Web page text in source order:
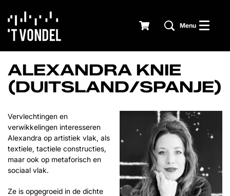
Menu
ALEXANDRA KNIE
(DUITSLAND/SPANJE)
Vervlechtingen en
verwikkelingen interesseren
Alexandra op artistiek vlak, als
textiele, tactiele constructies,
maar ook op metaforisch en
sociaal vlak.
Ze is opgegroeid in de dichte